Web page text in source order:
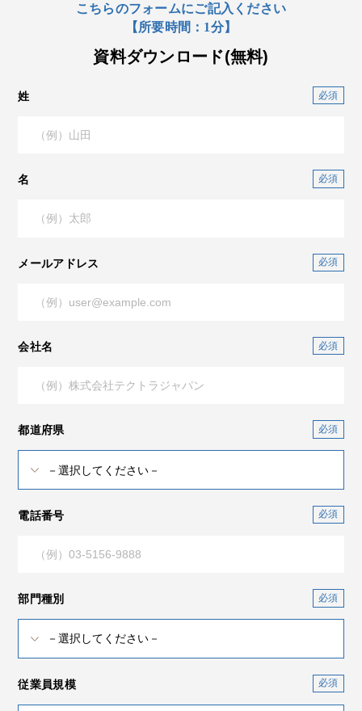
こちらのフォームにご記入ください
【所要時間：1分】
資料ダウンロード(無料)
姓
名
メールアドレス
会社名
都道府県
電話番号
部門種別
従業員規模